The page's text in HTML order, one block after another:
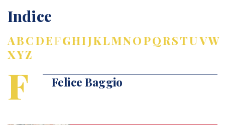
Indice
ABCDEFGHIJKLMNOPQRSTUVW
XYZ
F Felice Baggio